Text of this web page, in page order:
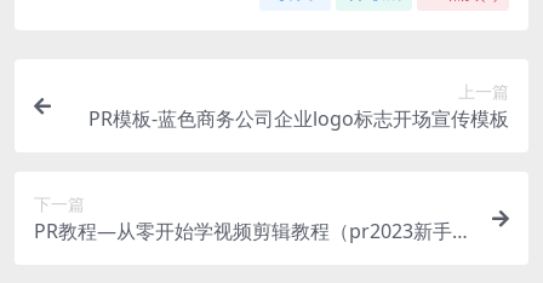
上一篇
PR模板-蓝色商务公司企业logo标志开场宣传模板
下一篇
PR教程—从零开始学视频剪辑教程（pr2023新手入